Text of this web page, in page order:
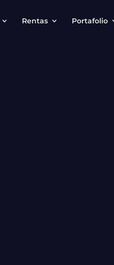
Rentas Portafolio